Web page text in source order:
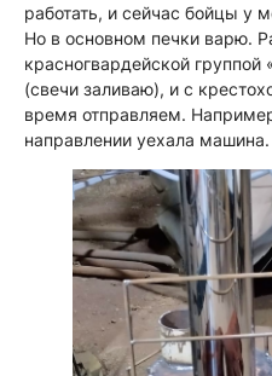
работать, и сейчас бойцы у
Но в основном печки варю.
красногвардейской
(свечи заливаю), и с
время отправляем.
направлении уехала машина.